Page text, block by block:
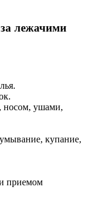
лежачими
носом, ушами,
купание,
и приемом